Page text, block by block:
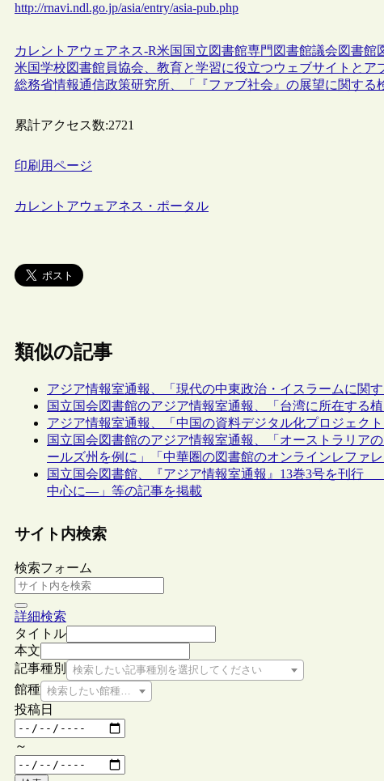
http://rnavi.ndl.go.jp/asia/entry/asia-pub.php
カレントアウェアネス-R米国 国立図書館専門図書館議会図書館
米国学校図書館員協会、教育と学習に役立つウェブサイトとア
総務省情報通信政策研究所、「『ファブ社会』の展望に関する
累計アクセス数:2721
印刷用ページ
カレントアウェアネス・ポータル
類似の記事
アジア情報室通報、「現代の中東政治・イスラームに関
国立国会図書館のアジア情報室通報、「台湾に所在する
アジア情報室通報、「中国の資料デジタル化プロジェク
国立国会図書館のアジア情報室通報、「オーストラリア
ールズ州を例に」「中華圏の図書館のオンラインレファ
国立国会図書館、『アジア情報室通報』13巻3号を刊
中心に―」等の記事を掲載
サイト内検索
検索フォーム
詳細検索
タイトル
本文
記事種別
検索したい記事種別を選択してください
館種 検索したい館種を選択してください
投稿日
～